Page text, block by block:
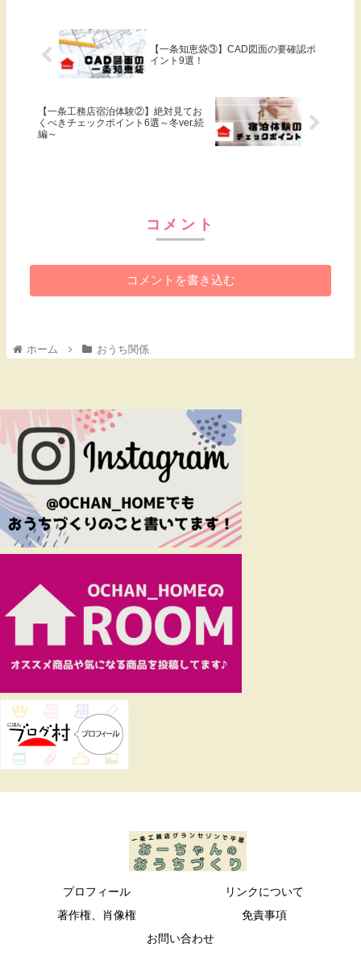
【一条知恵袋③】CAD図面の要確認ポ
イント9選！
【一条工務店宿泊体験②】絶対見てお
くべきチェックポイント6選～冬ver.続
編～
コメント
コメントを書き込む
ホーム おうち関係
プロフィール
リンクについて
著作権、肖像権
免責事項
お問い合わせ